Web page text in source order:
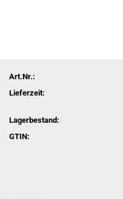
Art.Nr.:
Lieferzeit:
Lagerbestand:
GTIN: